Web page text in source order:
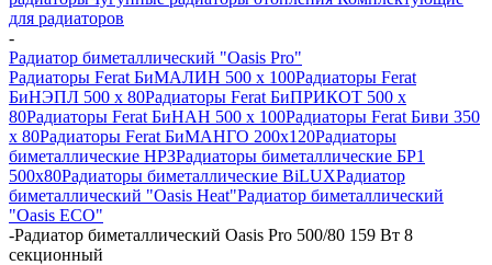
для радиаторов
-
Радиатор биметаллический "Oasis Pro"
Радиаторы Ferat БиМАЛИН 500 х 100Радиаторы Ferat
БиНЭПЛ 500 x 80Радиаторы Ferat БиПРИКОТ 500 х
80Радиаторы Ferat БиНАН 500 х 100Радиаторы Ferat Биви 350
х 80Радиаторы Ferat БиМАНГО 200х120Радиаторы
биметаллические НРЗРадиаторы биметаллические БР1
500х80Радиаторы биметаллические BiLUXРадиатор
биметаллический "Oasis Heat"Радиатор биметаллический
"Oasis ECO"
-Радиатор биметаллический Oasis Pro 500/80 159 Вт 8
секционный